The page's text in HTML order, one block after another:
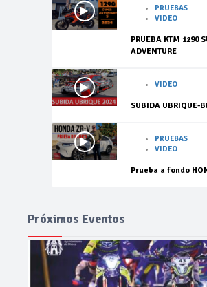
PRUEBAS
VIDEO
PRUEBA KTM 1290
ADVENTURE
VIDEO
SUBIDA UBRIQUE-
PRUEBAS
VIDEO
Prueba a fondo
Próximos Eventos